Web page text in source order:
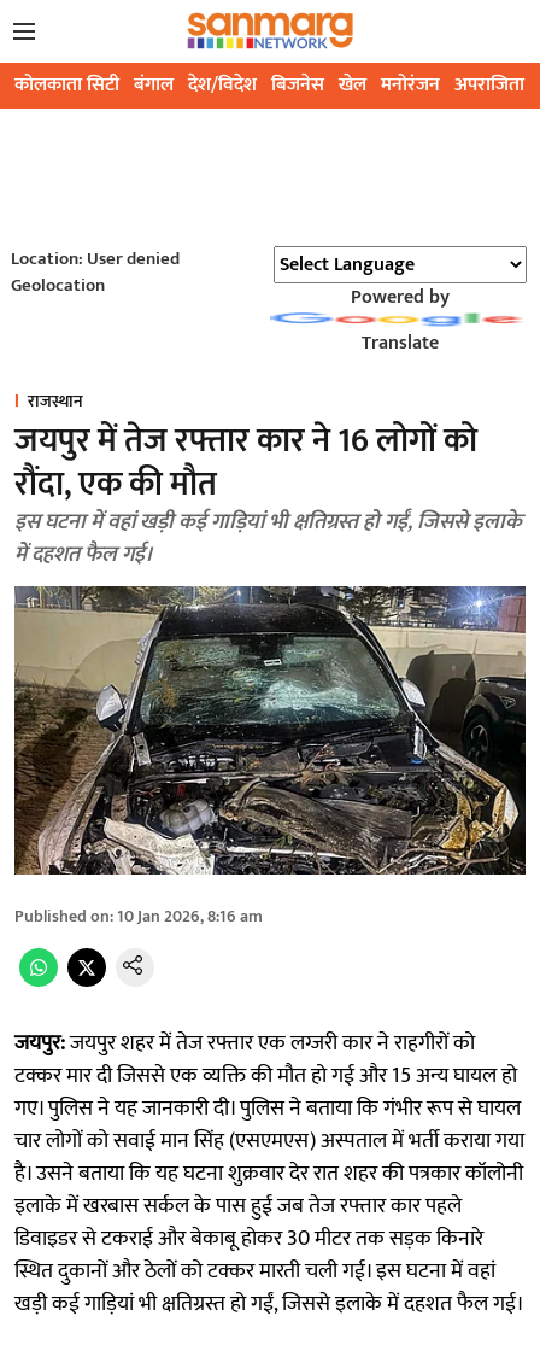
कोलकाता सिटी बंगाल देश/विदेश बिजनेस खेल मनोरंजन अपराजिता
Location: User denied
Geolocation
Powered by
Translate
राजस्थान
जयपुर में तेज रफ्तार कार ने 16 लोगों को
रौंदा, एक की मौत
इस घटना में वहां खड़ी कई गाड़ियां भी क्षतिग्रस्त हो गईं, जिससे इलाके
में दहशत फैल गई।
Published on:10 Jan 2026, 8:16 am
जयपुर:जयपुर शहर में तेज रफ्तार एक लग्जरी कार ने राहगीरों को
टक्कर मार दी जिससे एक व्यक्ति की मौत हो गई और 15 अन्य घायल हो
गए। पुलिस ने यह जानकारी दी। पुलिस ने बताया कि गंभीर रूप से घायल
चार लोगों को सवाई मान सिंह (एसएमएस) अस्पताल में भर्ती कराया गया
है। उसने बताया कि यह घटना शुक्रवार देर रात शहर की पत्रकार कॉलोनी
इलाके में खरबास सर्कल के पास हुई जब तेज रफ्तार कार पहले
डिवाइडर से टकराई और बेकाबू होकर 30 मीटर तक सड़क किनारे
स्थित दुकानों और ठेलों को टक्कर मारती चली गई। इस घटना में वहां
खड़ी कई गाड़ियां भी क्षतिग्रस्त हो गईं, जिससे इलाके में दहशत फैल गई।